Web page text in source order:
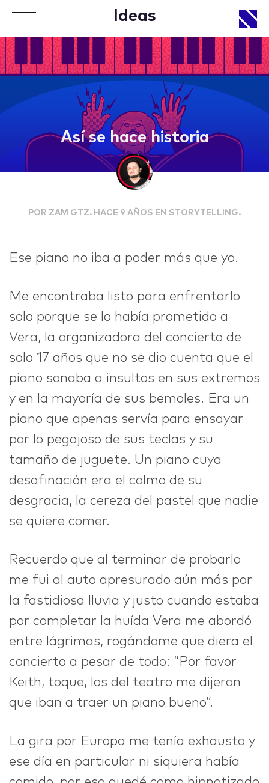
Ideas
Así se hace historia
POR ZAM GTZ. HACE 9 AÑOS EN STORYTELLING.
Ese piano no iba a poder más que yo.
Me encontraba listo para enfrentarlo
solo porque se lo había prometido a
Vera, la organizadora del concierto de
solo 17 años que no se dio cuenta que el
piano sonaba a insultos en sus extremos
y en la mayoría de sus bemoles. Era un
piano que apenas servía para ensayar
por lo pegajoso de sus teclas y su
tamaño de juguete. Un piano cuya
desafinación era el colmo de su
desgracia, la cereza del pastel que nadie
se quiere comer.
Recuerdo que al terminar de probarlo
me fui al auto apresurado aún más por
la fastidiosa lluvia y justo cuando estaba
por completar la huída Vera me abordó
entre lágrimas, rogándome que diera el
concierto a pesar de todo: “Por favor
Keith, toque, los del teatro me dijeron
que iban a traer un piano bueno”.
La gira por Europa me tenía exhausto y
ese día en particular ni siquiera había
APPROACH
WORKS
IDEAS
ABOUT
CONTACT
hi@nett.mx